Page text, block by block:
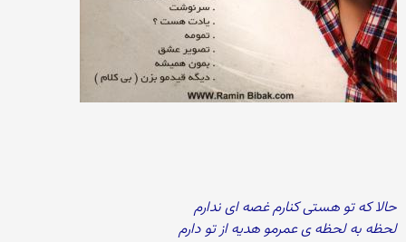
حالا که تو هستی کنارم غصه ای ندارم
لحظه به لحظه ی عمرمو هدیه از تو دارم